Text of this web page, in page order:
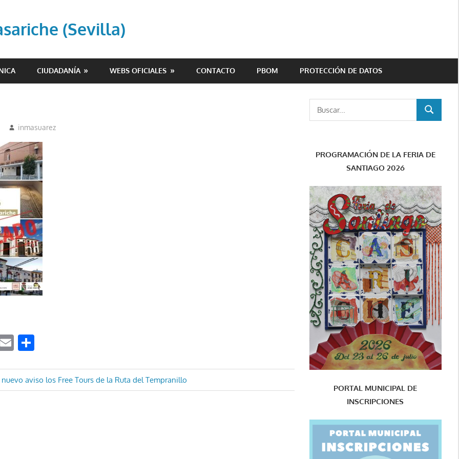
(Sevilla)
CIUDADANÍA WEBS OFICIALES CONTACTO PBOM PROTECCIÓN DE DATOS
inmasuarez
Email
aviso los Free Tours de la Ruta del Tempranillo
BUSCAR
PROGRAMACIÓN DE LA FERIA DE
SANTIAGO 2026
PORTAL MUNICIPAL DE
INSCRIPCIONES